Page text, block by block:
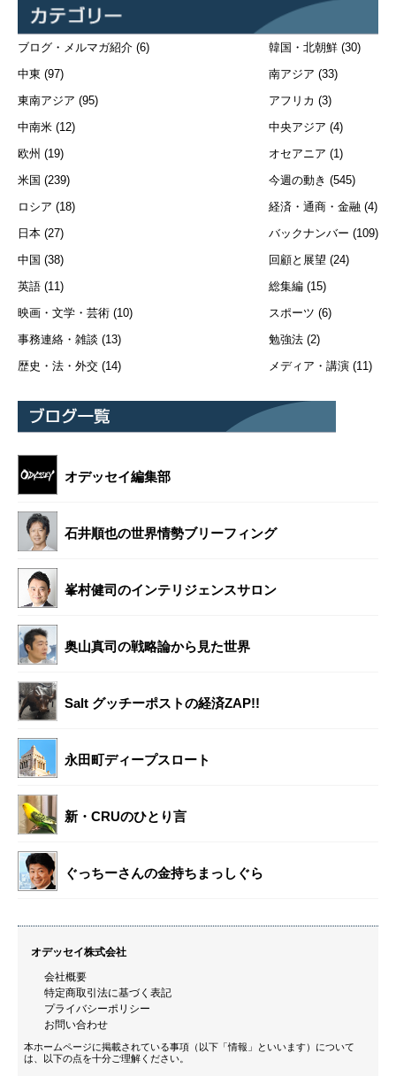
ブログ・メルマガ紹介 (6)
中東 (97)
東南アジア (95)
中南米 (12)
欧州 (19)
米国 (239)
ロシア (18)
日本 (27)
中国 (38)
英語 (11)
映画・文学・芸術 (10)
事務連絡・雑談 (13)
歴史・法・外交 (14)
韓国・北朝鮮 (30)
南アジア (33)
アフリカ (3)
中央アジア (4)
オセアニア (1)
今週の動き (545)
経済・通商・金融 (4)
バックナンバー (109)
回顧と展望 (24)
総集編 (15)
スポーツ (6)
勉強法 (2)
メディア・講演 (11)
オデッセイ編集部
石井順也の世界情勢ブリーフィング
峯村健司のインテリジェンスサロン
奥山真司の戦略論から見た世界
Salt グッチーポストの経済ZAP!!
永田町ディープスロート
新・CRUのひとり言
ぐっちーさんの金持ちまっしぐら
オデッセイ株式会社
会社概要
特定商取引法に基づく表記
プライバシーポリシー
お問い合わせ
本ホームページに掲載されている事項（以下「情報」といいます）について
は、以下の点を十分ご理解ください。